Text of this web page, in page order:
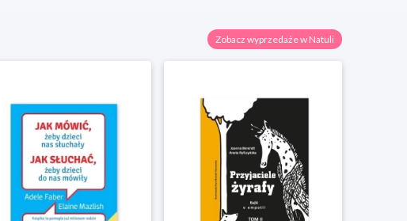
Zobacz wyprzedaże w Natuli